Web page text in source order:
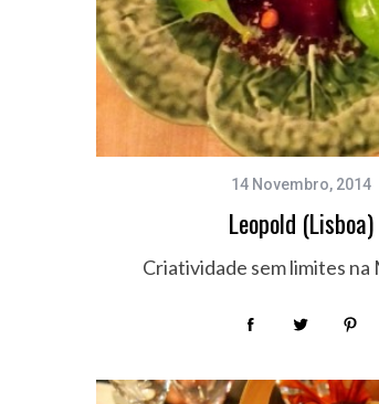
14 Novembro, 2014
Leopold (Lisboa)
Criatividade sem limites na